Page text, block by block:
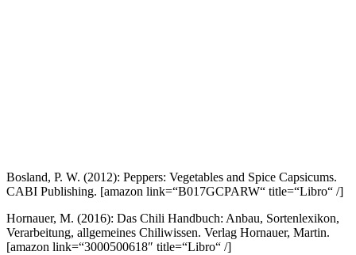
Bosland, P. W. (2012): Peppers: Vegetables and Spice Capsicums.
CABI Publishing. [amazon link=“B017GCPARW“ title=“Libro“ /]
Hornauer, M. (2016): Das Chili Handbuch: Anbau, Sortenlexikon,
Verarbeitung, allgemeines Chiliwissen. Verlag Hornauer, Martin.
[amazon link=“3000500618″ title=“Libro“ /]